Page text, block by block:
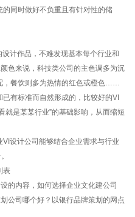
同时做好不负重且有针对性的储
计作品，不难发现基本每个行业和
色来说，科技类公司的主色调多为沉
，餐饮则多为热情的红色或橙色……
有标准而自然形成的，比较好的VI
就是某某行业”的基础影响，从而缩短
设计公司能够结合企业需求与行业
表
的内容，如何选择企业文化建公司
公司哪个好？以银行品牌策划的网点